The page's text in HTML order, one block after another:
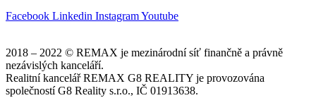
Facebook Linkedin InstagramYoutube
2018 – 2022 © REMAX je mezinárodní síť finančně a právně
nezávislých kanceláří.
Realitní kancelář REMAX G8 REALITY je provozována
společností G8 Reality s.r.o., IČ 01913638.